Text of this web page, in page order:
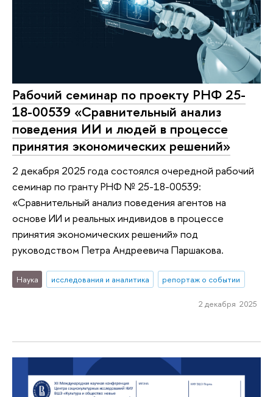
Рабочий семинар по проекту РНФ 25-
18-00539 «Сравнительный анализ
поведения ИИ и людей в процессе
принятия экономических решений»
2 декабря 2025 года состоялся очередной рабочий
семинар по гранту РНФ № 25-18-00539:
«Сравнительный анализ поведения агентов на
основе ИИ и реальных индивидов в процессе
принятия экономических решений» под
руководством Петра Андреевича Паршакова.
Наука исследования и аналитика репортаж о событии
2 декабря 2025